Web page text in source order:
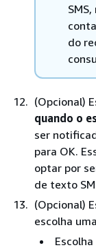
do
(Opcional)
quando o
ser
para OK.
optar por
de texto
(Opcional)
escolha